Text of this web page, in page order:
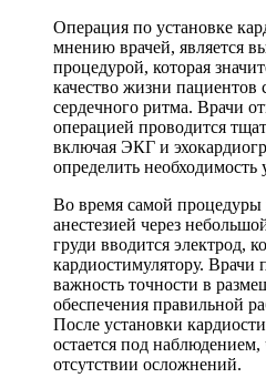
Операция по установке
мнению врачей, является
процедурой, которая
качество жизни
сердечного ритма. Врачи
операцией проводится
включая ЭКГ и
определить необходимость
Во время самой процедуры
анестезией через
груди вводится электрод,
кардиостимулятору. Врачи
важность точности в
обеспечения правильной
После установки
остается под наблюдением,
отсутствии осложнений.